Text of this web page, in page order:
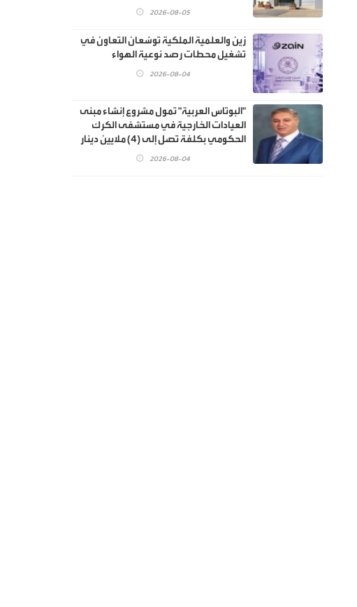
2026-08-05
زين والعلمية الملكية توسّعان التعاون في
تشغيل محطات رصد نوعية الهواء
2026-08-04
"البوتاس العربية" تمول مشروع إنشاء مبنى
العيادات الخارجية في مستشفى الكرك
الحكومي بكلفة تصل إلى (4) ملايين دينار
2026-08-04